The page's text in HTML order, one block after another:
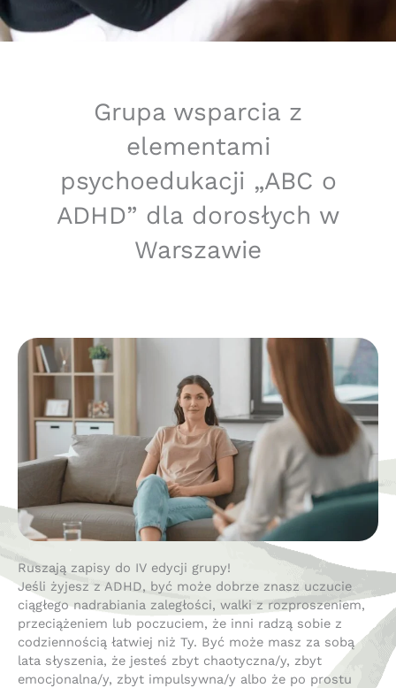
Grupa wsparcia z
elementami
psychoedukacji „ABC o
ADHD” dla dorosłych w
Warszawie
Ruszają zapisy do IV edycji grupy!
Jeśli żyjesz z ADHD, być może dobrze znasz uczucie
ciągłego nadrabiania zaległości, walki z rozproszeniem,
przeciążeniem lub poczuciem, że inni radzą sobie z
codziennością łatwiej niż Ty. Być może masz za sobą
lata słyszenia, że jesteś zbyt chaotyczna/y, zbyt
emocjonalna/y, zbyt impulsywna/y albo że po prostu